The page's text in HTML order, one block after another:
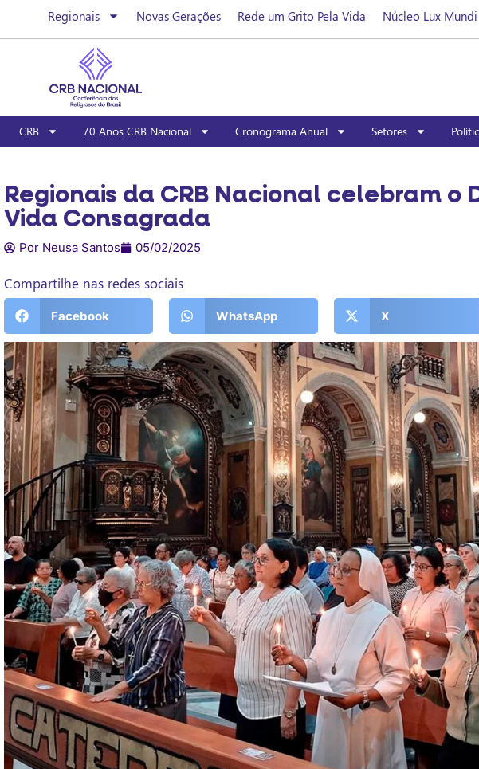
Regionais Novas Gerações Rede um Grito Pela Vida Núcleo Lux Mundi
CRB 70 Anos CRB Nacional Cronograma Anual Setores
Regionais da CRB Nacional celebram o
Vida Consagrada
Por Neusa Santos 05/02/2025
Compartilhe nas redes sociais
Facebook WhatsApp X